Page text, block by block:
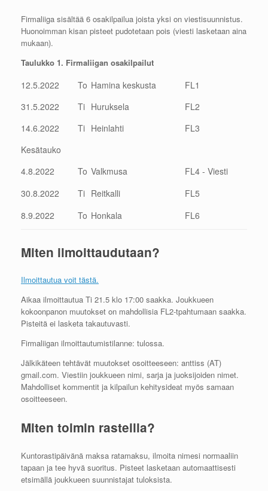
Firmaliiga sisältää 6 osakilpailua joista yksi on viestisuunnistus.
Huonoimman kisan pisteet pudotetaan pois (viesti lasketaan aina
mukaan).
Taulukko 1. Firmaliigan osakilpailut
12.5.2022 To Hamina keskusta
FL1
31.5.2022
Ti Huruksela
FL2
14.6.2022
Ti Heinlahti
FL3
Kesätauko
4.8.2022
To Valkmusa
FL4 - Viesti
30.8.2022
Ti Reitkalli
FL5
8.9.2022
To Honkala FL6
Miten ilmoittaudutaan?
Ilmoittautua voit tästä.
Aikaa ilmoittautua Ti 21.5 klo 17:00 saakka. Joukkueen
kokoonpanon muutokset on mahdollisia FL2-tpahtumaan saakka.
Pisteitä ei lasketa takautuvasti.
Firmaliigan ilmoittautumistilanne: tulossa.
Jälkikäteen tehtävät muutokset osoitteeseen: anttiss (AT)
gmail.com. Viestiin joukkueen nimi, sarja ja juoksijoiden nimet.
Mahdolliset kommentit ja kilpailun kehitysideat myös samaan
osoitteeseen.
Miten toimin rasteilla?
Kuntorastipäivänä maksa ratamaksu, ilmoita nimesi normaaliin
tapaan ja tee hyvä suoritus. Pisteet lasketaan automaattisesti
etsimällä joukkueen suunnistajat tuloksista.